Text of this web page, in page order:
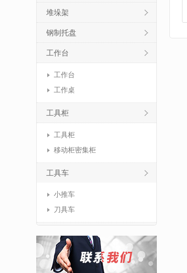
堆垛架
钢制托盘
工作台
工作台
工作桌
工具柜
工具柜
移动柜密集柜
工具车
小推车
刀具车